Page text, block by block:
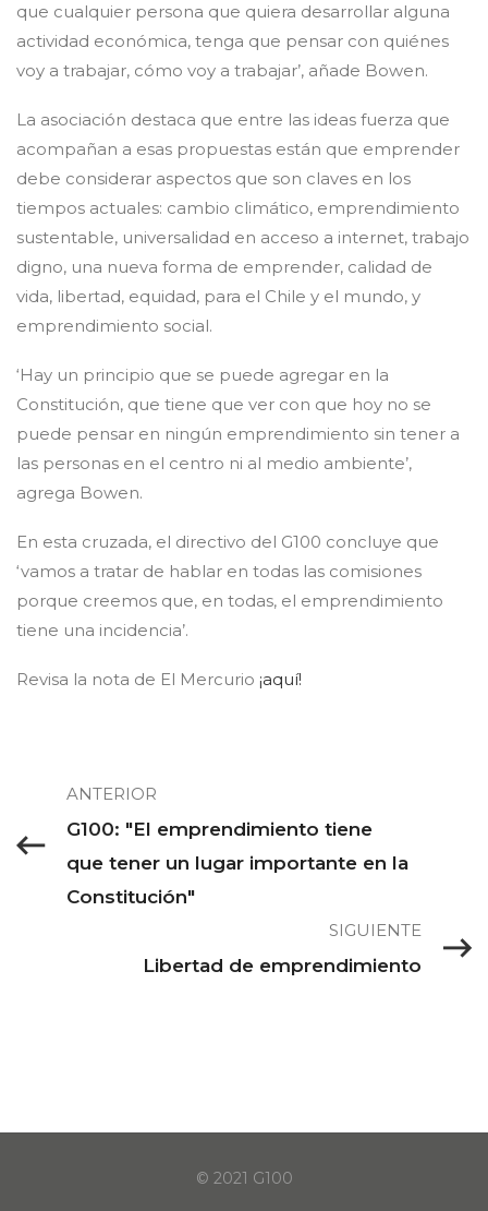
que cualquier persona que quiera desarrollar alguna
actividad económica, tenga que pensar con quiénes
voy a trabajar, cómo voy a trabajar’, añade Bowen.
La asociación destaca que entre las ideas fuerza que
acompañan a esas propuestas están que emprender
debe considerar aspectos que son claves en los
tiempos actuales: cambio climático, emprendimiento
sustentable, universalidad en acceso a internet, trabajo
digno, una nueva forma de emprender, calidad de
vida, libertad, equidad, para el Chile y el mundo, y
emprendimiento social.
‘Hay un principio que se puede agregar en la
Constitución, que tiene que ver con que hoy no se
puede pensar en ningún emprendimiento sin tener a
las personas en el centro ni al medio ambiente’,
agrega Bowen.
En esta cruzada, el directivo del G100 concluye que
‘vamos a tratar de hablar en todas las comisiones
porque creemos que, en todas, el emprendimiento
tiene una incidencia’.
Revisa la nota de El Mercurio ¡aquí!
ANTERIOR
G100: "El emprendimiento tiene
que tener un lugar importante en la
Constitución"
SIGUIENTE
Libertad de emprendimiento
© 2021 G100